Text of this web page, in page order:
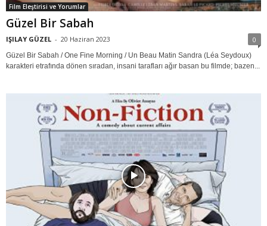
Film Eleştirisi ve Yorumlar
Güzel Bir Sabah
IŞILAY GÜZEL - 20 Haziran 2023 0
Güzel Bir Sabah / One Fine Morning / Un Beau Matin Sandra (Léa Seydoux)
karakteri etrafında dönen sıradan, insani tarafları ağır basan bu filmde; bazen...